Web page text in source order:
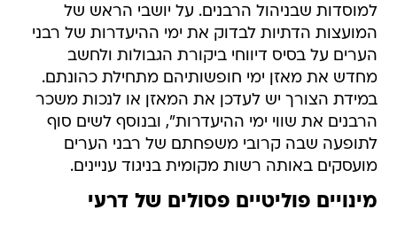
למוסדות שבניהול הרבנים. על יושבי הראש של
המועצות הדתיות לבדוק את ימי ההיעדרות של רבני
הערים על בסיס דיווחי ביקורת הגבולות ולחשב
מחדש את מאזן ימי חופשותיהם מתחילת כהונתם.
במידת הצורך יש לעדכן את המאזן או לנכות משכר
הרבנים את שווי ימי ההיעדרות", ובנוסף לשים סוף
לתופעה שבה קרובי משפחתם של רבני הערים
מועסקים באותה רשות מקומית בניגוד עניינים.
מינויים פוליטיים פסולים של דרעי